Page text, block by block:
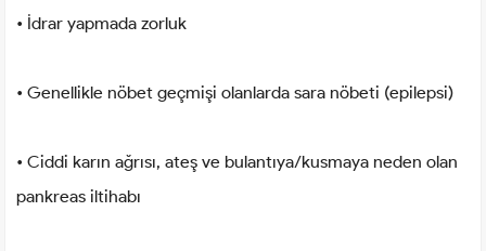
• İdrar yapmada zorluk
• Genellikle nöbet geçmişi olanlarda sara nöbeti (epilepsi)
• Ciddi karın ağrısı, ateş ve bulantıya/kusmaya neden olan
pankreas iltihabı